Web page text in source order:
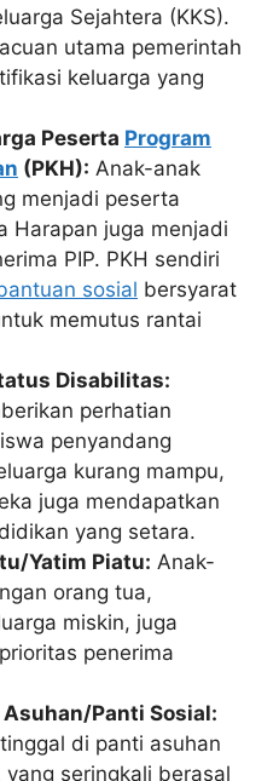
Sejahtera (KKS).
utama pemerintah
keluarga yang
Peserta Program
(PKH): Anak-anak
menjadi peserta
Harapan juga menjadi
PIP. PKH sendiri
sosial bersyarat
memutus rantai
Disabilitas:
perhatian
penyandang
kurang mampu,
juga mendapatkan
yang setara.
Yatim Piatu: Anak-
orang tua,
miskin, juga
penerima
Panti Sosial:
di panti asuhan
seringkali berasal